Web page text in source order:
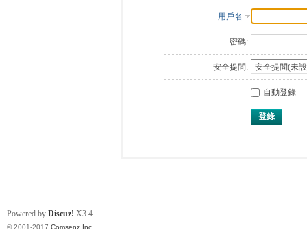
用戶名
密碼:
安全提問:
自動登錄
登錄
Powered by Discuz! X3.4
© 2001-2017 Comsenz Inc.